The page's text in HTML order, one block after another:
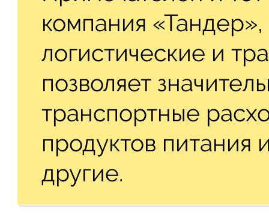
компания
логистические и
позволяет
транспортные
продуктов питания
другие.